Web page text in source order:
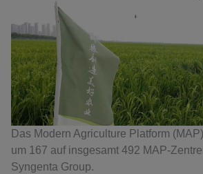
Das Modern Agriculture Platform
um 167 auf insgesamt 492 MAP-
Syngenta Group.